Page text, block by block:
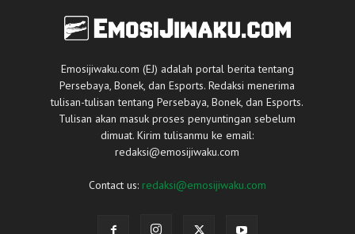
Emosijiwaku.com (EJ) adalah portal berita tentang
Persebaya, Bonek, dan Esports. Redaksi menerima
tulisan-tulisan tentang Persebaya, Bonek, dan Esports.
Tulisan akan masuk proses penyuntingan sebelum
dimuat. Kirim tulisanmu ke email:
redaksi@emosijiwaku.com
Contact us: redaksi@emosijiwaku.com